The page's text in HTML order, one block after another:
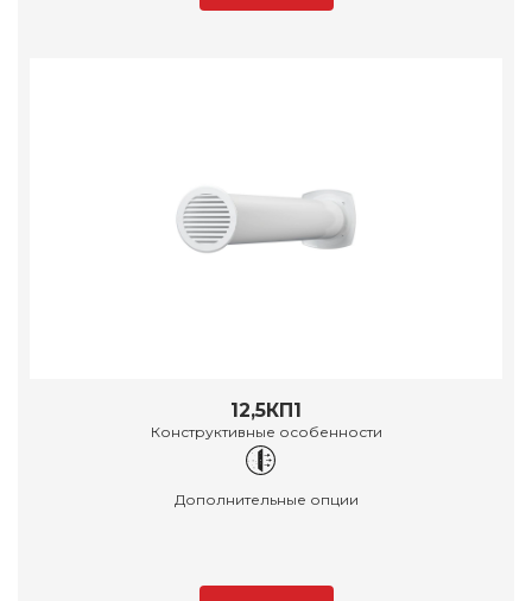
12,5КП1
Конструктивные особенности
Дополнительные опции